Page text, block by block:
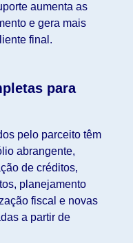
aumenta as
e gera mais
final.
para
pelo parceito têm
abrangente,
de créditos,
planejamento
fiscal e novas
a partir de